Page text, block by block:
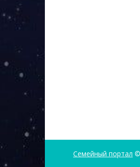
Семейный портал